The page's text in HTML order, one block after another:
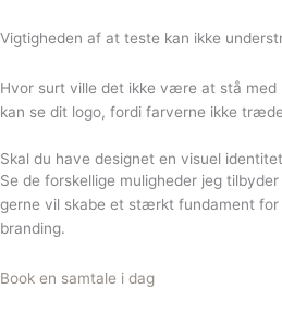
Vigtigheden af at teste kan ikke
Hvor surt ville det ikke være at stå
kan se dit logo, fordi farverne ikke
Skal du have designet en visuel
Se de forskellige muligheder jeg
gerne vil skabe et stærkt fundament for
branding.
Book en samtale i dag